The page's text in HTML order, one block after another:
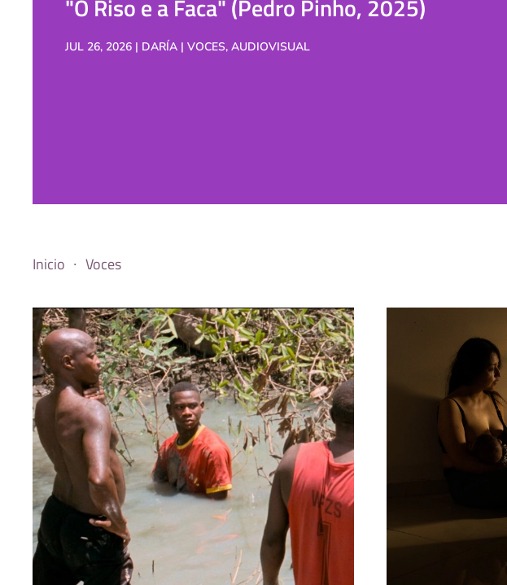
"O Riso e a Faca" (Pedro Pinho, 2025)
JUL 26, 2026 | DARÍA | VOCES, AUDIOVISUAL
Inicio Voces